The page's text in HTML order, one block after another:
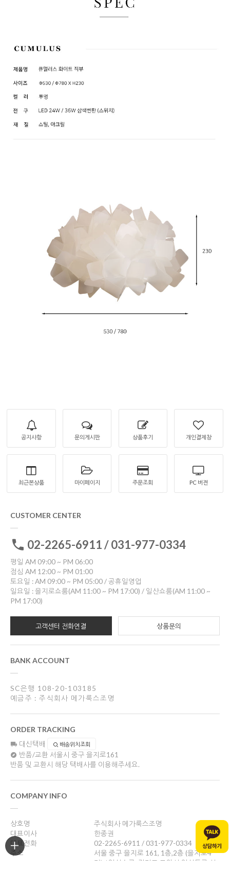
공지사항 문의게시판 상품후기 개인결제창
최근본상품 마이페이지 주문조회 PC 버젼
CUSTOMER CENTER
02-2265-6911 / 031-977-0334
평일 AM 09:00 ~ PM 06:00
점심 AM 12:00 ~ PM 01:00
토요일 : AM 09:00 ~ PM 05:00 / 공휴일영업
일요일 : 을지로쇼룸(AM 11:00 ~ PM 17:00) / 일산쇼룸(AM 11:00 ~
PM 17:00)
고객센터 전화연결 상품문의
BANK ACCOUNT
SC은행 108-20-103185
예금주 : 주식회사 메가룩스조명
ORDER TRACKING
대신택배 배송위치조회
반품/교환 서울시 중구 을지로161
반품 및 교환시 해당 택배사를 이용해주세요.
COMPANY INFO
상호명
주식회사 메가룩스조명
대표이사
한종권
대표전화
02-2265-6911 / 031-977-0334
주소
서울 중구 을지로 161, 1층,2층 (을지로4
가) / 일산쇼룸: 경기도 고양시 일산동구 성